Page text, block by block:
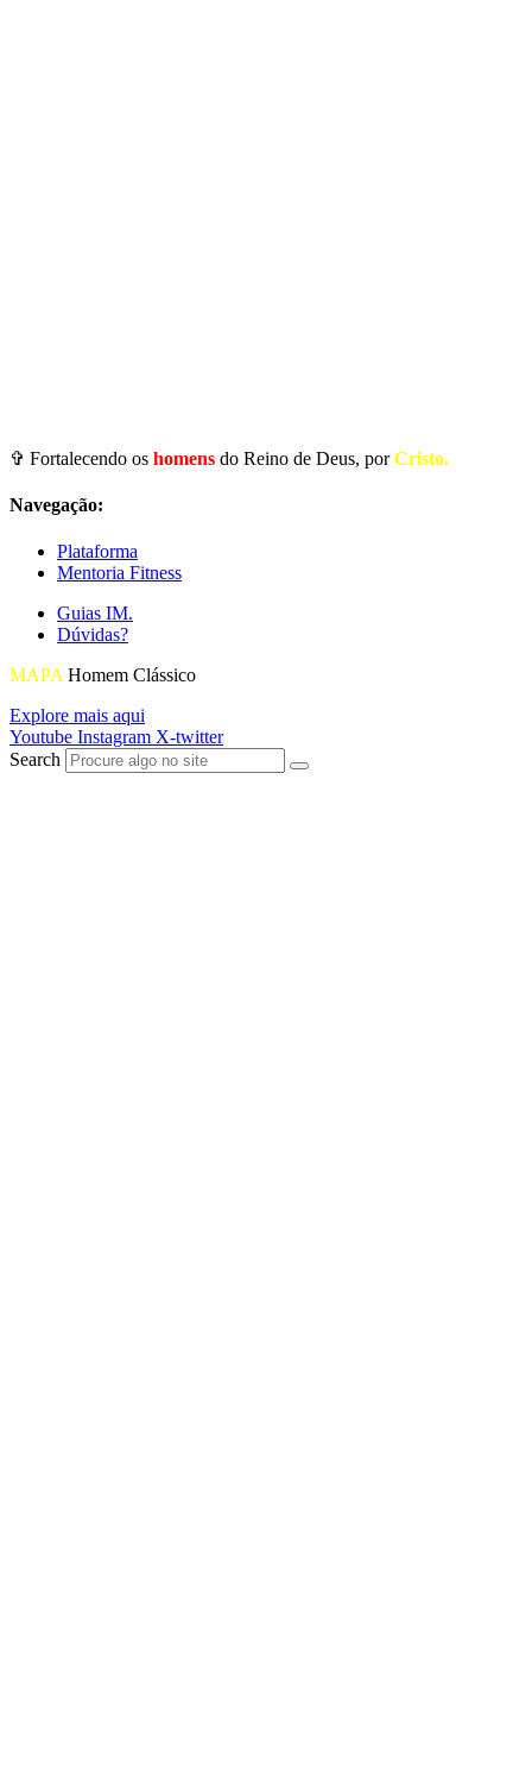
✞ Fortalecendo os homens do Reino de Deus, porCristo.
Navegação:
Plataforma
Mentoria Fitness
Guias IM.
Dúvidas?
MAPA Homem Clássico
Explore mais aqui
Youtube Instagram X-twitter
Search